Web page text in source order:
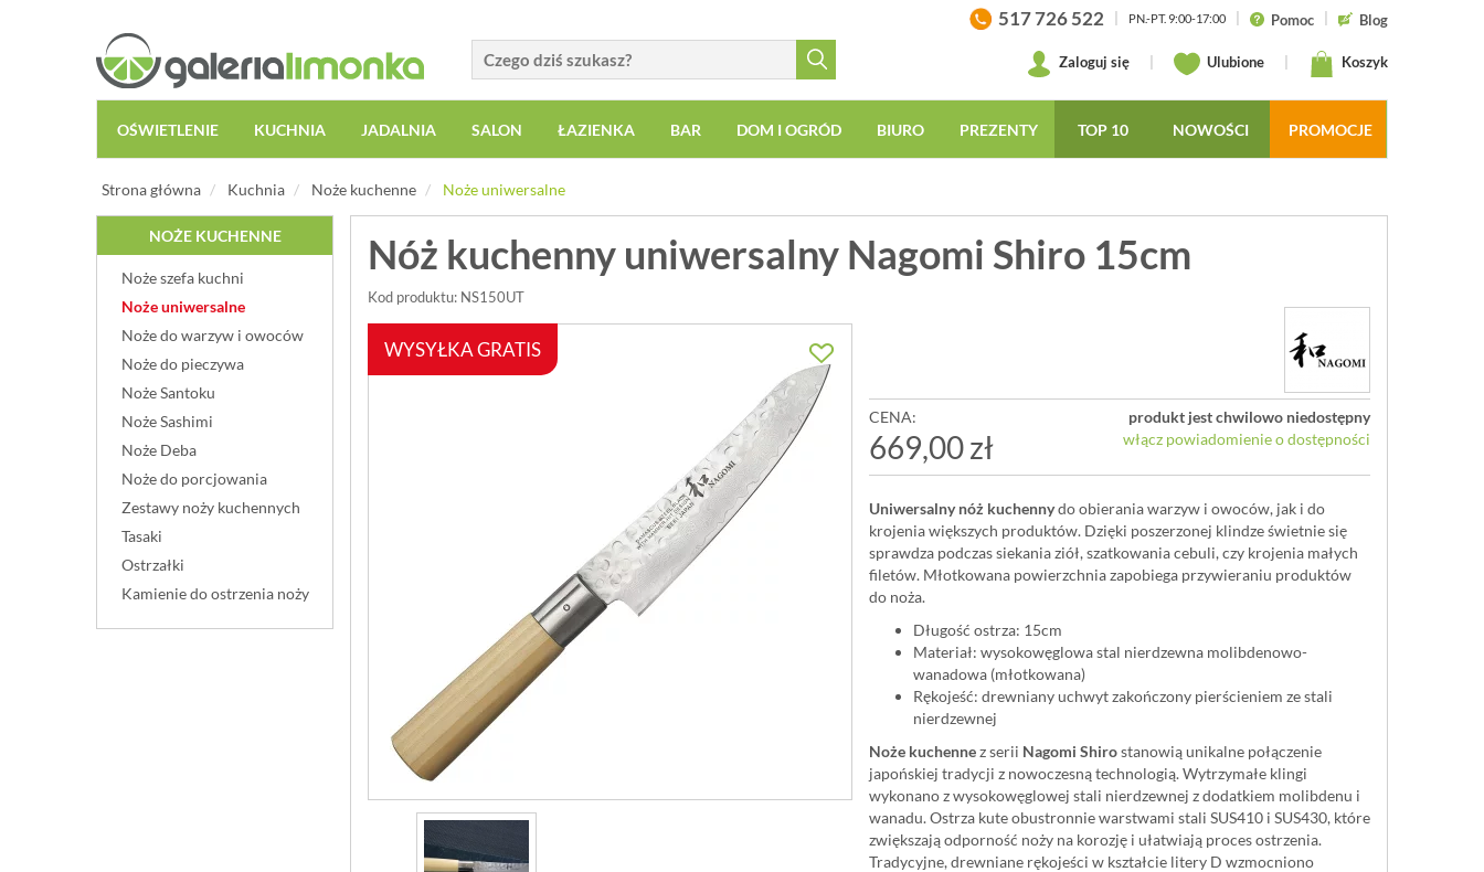
517 726 522 PN.-PT. 9:00-17:00 Pomoc Blog
Zaloguj się Ulubione Koszyk
OŚWIETLENIE KUCHNIA JADALNIA SALON ŁAZIENKA BAR DOM I OGRÓD BIURO PREZENTY TOP 10 NOWOŚCI PROMOCJE
Strona główna Kuchnia Noże kuchenne Noże uniwersalne
NOŻE KUCHENNE
Noże szefa kuchni
Noże uniwersalne
Noże do warzyw i owoców
Noże do pieczywa
Noże Santoku
Noże Sashimi
Noże Deba
Noże do porcjowania
Zestawy noży kuchennych
Tasaki
Ostrzałki
Kamienie do ostrzenia noży
Nóż kuchenny uniwersalny Nagomi Shiro 15cm
Kod produktu: NS150UT
WYSYŁKA GRATIS
CENA:
669,00 zł
produkt jest chwilowo niedostępny
włącz powiadomienie o dostępności
Uniwersalny nóż kuchennydo obierania warzyw i owoców, jak i do
krojenia większych produktów. Dzięki poszerzonej klindze świetnie się
sprawdza podczas siekania ziół, szatkowania cebuli, czy krojenia małych
filetów. Młotkowana powierzchnia zapobiega przywieraniu produktów
do noża.
Długość ostrza: 15cm
Materiał: wysokowęglowa stal nierdzewna molibdenowo-
wanadowa (młotkowana)
Rękojeść: drewniany uchwyt zakończony pierścieniem ze stali
nierdzewnej
Noże kuchennez serii Nagomi Shirostanowią unikalne połączenie
japońskiej tradycji z nowoczesną technologią. Wytrzymałe klingi
wykonano z wysokowęglowej stali nierdzewnej z dodatkiem molibdenu i
wanadu. Ostrza kute obustronnie warstwami stali SUS410 i SUS430, które
zwiększają odporność noży na korozję i ułatwiają proces ostrzenia.
Tradycyjne, drewniane rękojeści w kształcie litery D wzmocniono